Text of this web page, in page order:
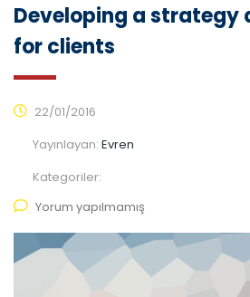
Developing a strategy
for clients
22/01/2016
Yayınlayan: Evren
Kategoriler:
Yorum yapılmamış